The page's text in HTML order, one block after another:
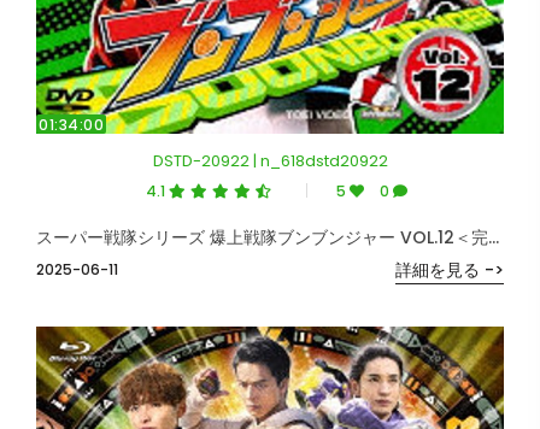
01:34:00
DSTD-20922 | n_618dstd20922
4.1 5 0
2025-06-11
スーパー戦隊シリーズ 爆上戦隊ブンブンジャー VOL.12＜完＞
詳細を見る ->